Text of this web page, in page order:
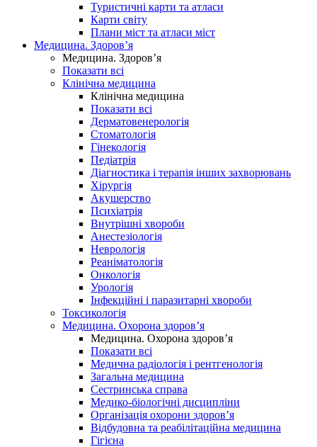
Туристичні карти та атласи
Карти світу
Плани міст та атласи міст
Медицина. Здоров’я
Медицина. Здоров’я
Показати всі
Клінічна медицина
Клінічна медицина
Показати всі
Дерматовенерологія
Стоматологія
Гінекологія
Педіатрія
Діагностика і терапія інших захворювань
Хірургія
Акушерство
Психіатрія
Внутрішні хвороби
Анестезіологія
Неврологія
Реаніматологія
Онкологія
Урологія
Інфекційні і паразитарні хвороби
Токсикологія
Медицина. Охорона здоров’я
Медицина. Охорона здоров’я
Показати всі
Медична радіологія і рентгенологія
Загальна медицина
Сестринська справа
Медико-біологічні дисципліни
Організація охорони здоров’я
Відбудовна та реабілітаційна медицина
Гігієна